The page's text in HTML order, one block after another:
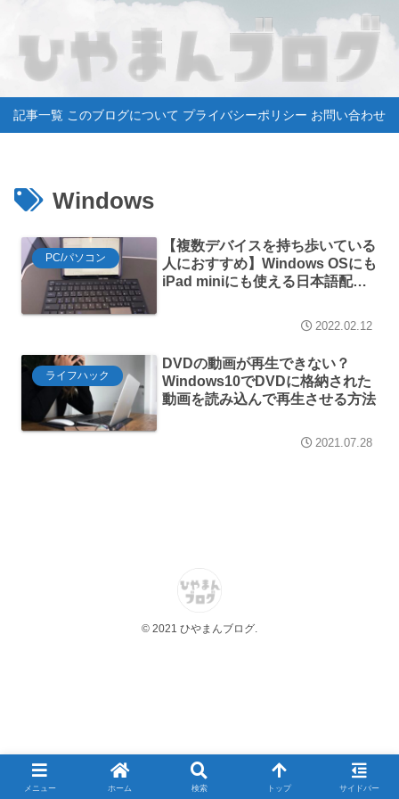
記事一覧 このブログについて プライバシーポリシー お問い合わせ
Windows
PC/パソコン
【複数デバイスを持ち歩いている
人におすすめ】Windows OSにも
iPad miniにも使える日本語配列
ーボードがかなり便利な件【スタ
バでもブログが書ける】
2022.02.12
ライフハック
DVDの動画が再生できない？
Windows10でDVDに格納された
動画を読み込んで再生させる方法
2021.07.28
© 2021 ひやまんブログ.
メニュー ホーム 検索 トップ サイドバー